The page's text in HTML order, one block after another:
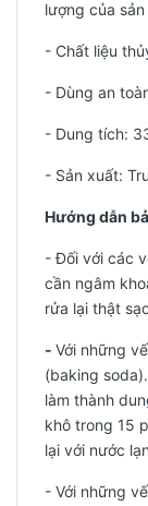
lượng của
- Chất liệu
- Dùng an
- Dung tích:
- Sản xuất:
Hướng dẫn
- Đối với các
cần ngâm
rửa lại thật
- Với những
(baking
làm thành
khô trong 15
lại với nước
- Với những